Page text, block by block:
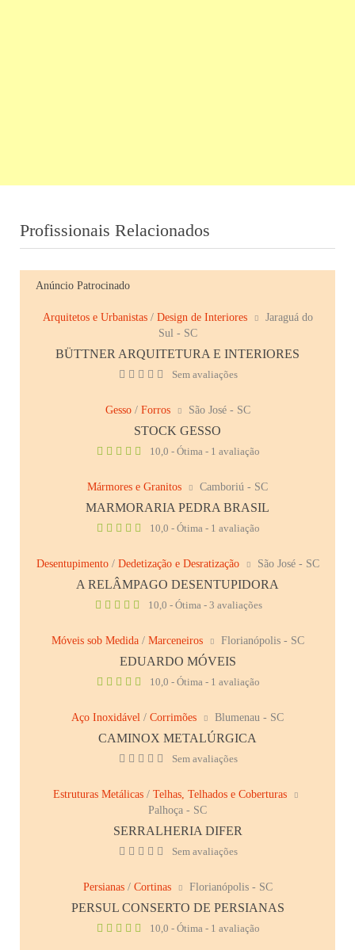
Profissionais Relacionados
Anúncio Patrocinado
Arquitetos e Urbanistas/ Design de Interiores
Jaraguá do
Sul - SC
BÜTTNER ARQUITETURA E INTERIORES
Sem avaliações
Gesso/ Forros São José - SC
STOCK GESSO
10,0 - Ótima - 1 avaliação
Mármores e Granitos Camboriú - SC
MARMORARIA PEDRA BRASIL
10,0 - Ótima - 1 avaliação
Desentupimento/ Dedetização e Desratização São José - SC
A RELÂMPAGO DESENTUPIDORA
10,0 - Ótima - 3 avaliações
Móveis sob Medida/ Marceneiros Florianópolis - SC
EDUARDO MÓVEIS
10,0 - Ótima - 1 avaliação
Aço Inoxidável / Corrimões Blumenau - SC
CAMINOX METALÚRGICA
Sem avaliações
Estruturas Metálicas / Telhas, Telhados e Coberturas
Palhoça - SC
SERRALHERIA DIFER
Sem avaliações
Persianas/ Cortinas Florianópolis - SC
PERSUL CONSERTO DE PERSIANAS
10,0 - Ótima - 1 avaliação